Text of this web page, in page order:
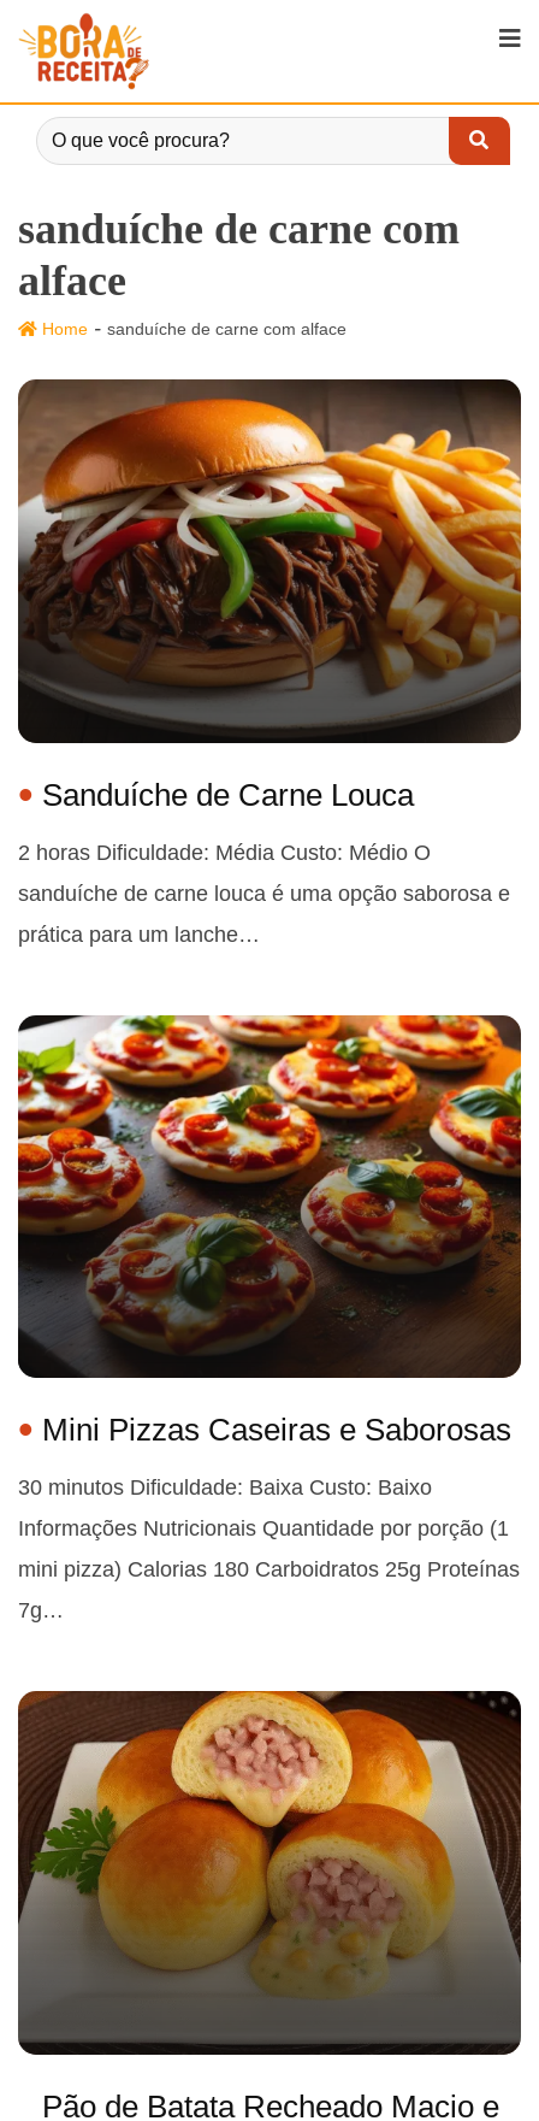
sanduíche de carne com
alface
Home - sanduíche de carne com alface
Sanduíche de Carne Louca
2 horas Dificuldade: Média Custo: Médio O
sanduíche de carne louca é uma opção saborosa e
prática para um lanche…
Mini Pizzas Caseiras e Saborosas
30 minutos Dificuldade: Baixa Custo: Baixo
Informações Nutricionais Quantidade por porção (1
mini pizza) Calorias 180 Carboidratos 25g Proteínas
7g…
Pão de Batata Recheado Macio e